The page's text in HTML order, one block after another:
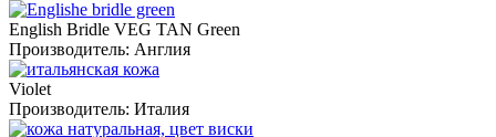
English Bridle VEG TAN Green
Производитель: Англия
Violet
Производитель: Италия